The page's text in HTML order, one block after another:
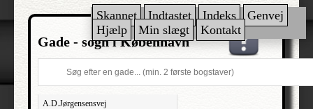
Skannet Indtastet Indeks
Genvej
Hjælp
Min slægt Kontakt
Gade - sogn i København
A.D.Jørgensensvej